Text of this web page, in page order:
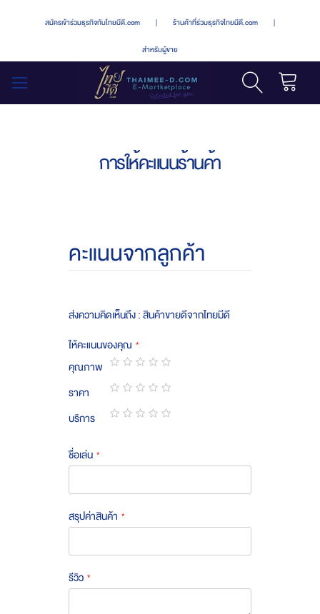
สมัครเข้าร่วมธุรกิจกับไทยมีดี.com | ร้านค้าที่ร่วมธุรกิจไทยมีดี.com |
สำหรับผู้ขาย
การให้คะแนนร้านค้า
คะแนนจากลูกค้า
ส่งความคิดเห็นถึง : สินค้าขายดีจากไทยมีดี
ให้คะแนนของคุณ
คุณภาพ
1
star
2
stars
3
stars
4
stars
5
stars
ราคา
1
star
2
stars
3
stars
4
stars
5
stars
บริการ
ชื่อเล่น
สรุปค่าสินค้า
รีวิว